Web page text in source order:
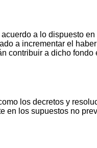
a lo dispuesto
a incrementar el
contribuir a dicho
los decretos y
en los supuestos no